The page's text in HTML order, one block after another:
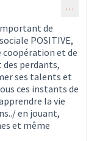
…
de
POSITIVE,
coopération et de
perdants,
ses talents et
ces instants de
la vie
en jouant,
et même